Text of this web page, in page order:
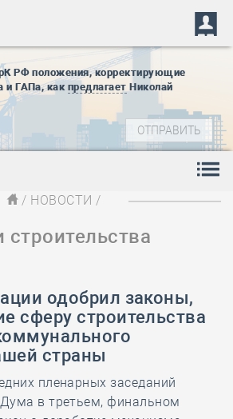
РФ положения, корректирующие
и ГАПа, как предлагает Николай
/ НОВОСТИ /
строительства
одобрил законы,
сферу строительства
страны
пленарных заседаний
Дума в третьем, финальном